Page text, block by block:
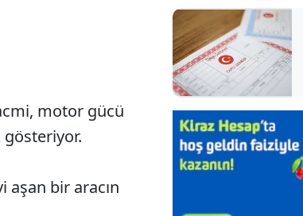
motor gücü
gösteriyor.
aşan bir aracın